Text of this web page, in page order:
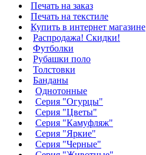
Печать на заказ
Печать на текстиле
Купить в интернет магазине
Распродажа! Скидки!
Футболки
Рубашки поло
Толстовки
Банданы
Однотонные
Серия "Огурцы"
Серия "Цветы"
Серия "Камуфляж"
Серия "Яркие"
Серия "Черные"